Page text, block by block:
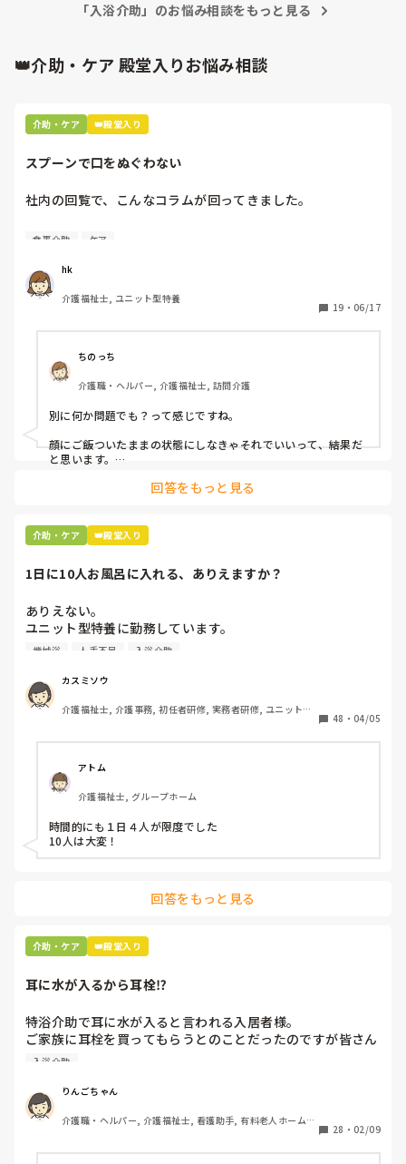
うちのユニットは、日勤いなくて、1ユニット早出1人、遅出
けでどこかへ。
毎日のレクリエーションもできていないのに…
こんな現場だったら、理念でどんなにいいこと書いてあって
うちみたいな感じですか？
長文ですみません🙇‍♀️
「入浴介助」のお悩み相談をもっと見る
👑介助・ケア 殿堂入りお悩み相談
介助・ケア 👑殿堂入り
スプーンで口をぬぐわない
社内の回覧で、こんなコラムが回ってきました。
[スプーンで口をぬぐわない]
自分やっちゃってるなと思いました。
皆さんはどうですか⁇
食事介助 ケア
hk
介護福祉士, ユニット型特養
19 ・ 06/17
ちのっち
介護職・ヘルパー, 介護福祉士, 訪問介護
別に何か問題でも？って感じですね。
顔にご飯ついたままの状態にしなきゃそれでいいって、結果だ
と思います。
私お風呂専属でバイトしてるんですけど、お風呂の時に顔にカ
あーやってくれなかったんだなって。スプーンでぬぐったりそ
んなことすら、やらないのかね、酷いスタッフとか思いなが
回答をもっと見る
介助・ケア 👑殿堂入り
1日に10人お風呂に入れる、ありえますか？
ありえない。
ユニット型特養に勤務しています。
人手不足で入浴のない日があるため、今度1日に10人入れて
午前中に5人、午後から1人助っ人つけるので5人入れて下さ
いとのことです。
ここはほぼ全員寝たきりの方ですよ。ありえますか？
機械浴 人手不足 入浴介助
カスミソウ
介護福祉士, 介護事務, 初任者研修, 実務者研修, ユニット型
48 ・ 04/05
アトム
介護福祉士, グループホーム
時間的にも１日４人が限度でした
10人は大変！
回答をもっと見る
介助・ケア 👑殿堂入り
耳に水が入るから耳栓⁉︎
特浴介助で耳に水が入ると言われる入居者様。
ご家族に耳栓を買ってもらうとのことだったのですが皆さん
どう思われますか？
思ったのですがパートなためあまり強く言えず…
また洗髪後どうやら耳を拭いてない様子。あとから耳を拭い
て欲しいと言われて拭くととても汚いのですが、耳栓よりも
耳栓の管理も大変だと思いますし（衛生的に消毒なども必要
入浴介助
りんごちゃん
介護職・ヘルパー, 介護福祉士, 看護助手, 有料老人ホーム,
28 ・ 02/09